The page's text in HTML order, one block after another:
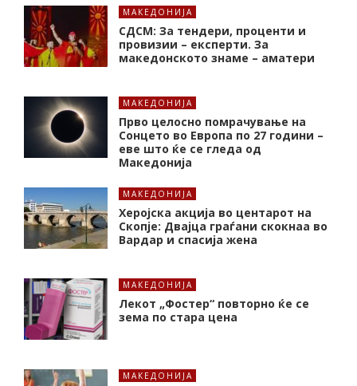
МАКЕДОНИЈА
СДСМ: За тендери, проценти и
провизии – експерти. За
македонското знаме – аматери
МАКЕДОНИЈА
Прво целосно помрачување на
Сонцето во Европа по 27 години –
еве што ќе се гледа од
Македонија
МАКЕДОНИЈА
Херојска акција во центарот на
Скопје: Двајца граѓани скокнаа во
Вардар и спасија жена
МАКЕДОНИЈА
Лекот „Фостер“ повторно ќе се
зема по стара цена
МАКЕДОНИЈА